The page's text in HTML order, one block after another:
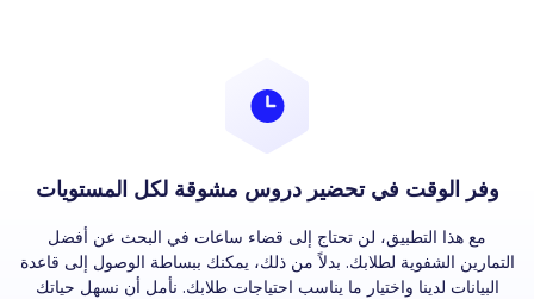
وفر الوقت في تحضير دروس مشوقة لكل المستويات
مع هذا التطبيق، لن تحتاج إلى قضاء ساعات في البحث عن أفضل
التمارين الشفوية لطلابك. بدلاً من ذلك، يمكنك ببساطة الوصول إلى قاعدة
البيانات لدينا واختيار ما يناسب احتياجات طلابك. نأمل أن نسهل حياتك